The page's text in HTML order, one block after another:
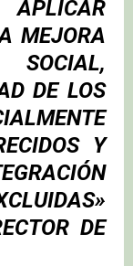
APLICAR
MEJORA
DE LOS
Y
DE